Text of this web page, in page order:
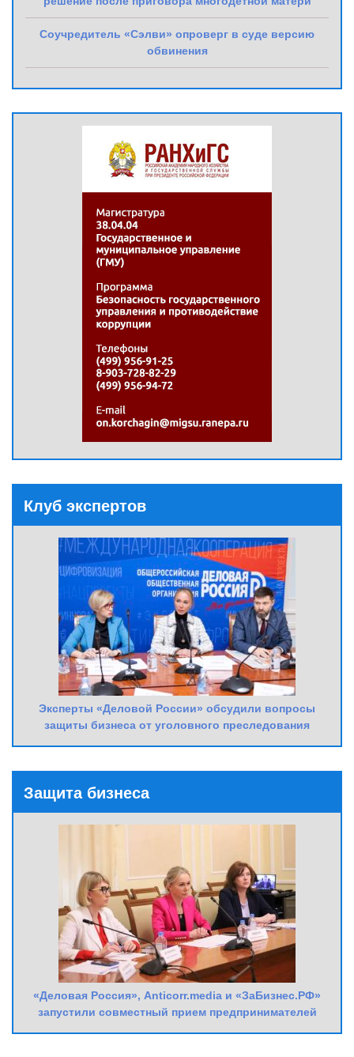
Соучредитель «Сэлви» опроверг в суде версию
обвинения
Клуб экспертов
Эксперты «Деловой России» обсудили вопросы
защиты бизнеса от уголовного преследования
Защита бизнеса
«Деловая Россия», Anticorr.media и «ЗаБизнес.РФ»
запустили совместный прием предпринимателей